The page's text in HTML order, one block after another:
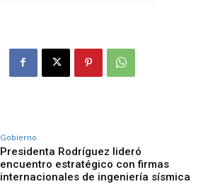
Gobierno
Presidenta Rodríguez lideró
encuentro estratégico con firmas
internacionales de ingeniería sísmica